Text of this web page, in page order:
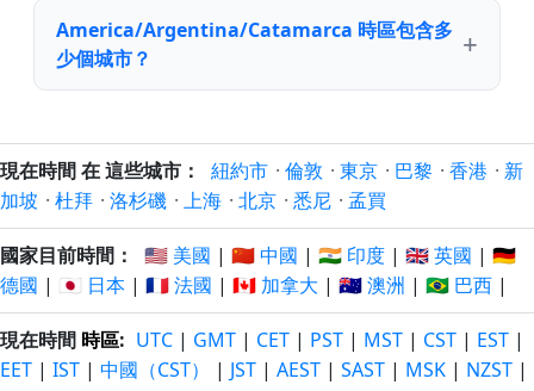
America/Argentina/Catamarca 時區包含多
少個城市？
現在時間 在 這些城市： 紐約市 · 倫敦 · 東京 · 巴黎 · 香港 · 新
加坡 · 杜拜 · 洛杉磯 · 上海 · 北京 · 悉尼 · 孟買
國家目前時間： 🇺🇸 美國 | 🇨🇳 中國 | 🇮🇳 印度 | 🇬🇧 英國 | 🇩🇪
德國 | 🇯🇵 日本 | 🇫🇷 法國 | 🇨🇦 加拿大 | 🇦🇺 澳洲 | 🇧🇷 巴西 |
現在時間 時區: UTC | GMT | CET | PST | MST | CST | EST |
EET | IST | 中國（CST） | JST | AEST | SAST | MSK | NZST |